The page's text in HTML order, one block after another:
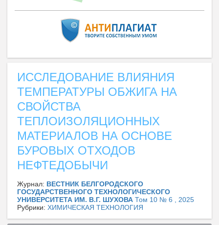
ИССЛЕДОВАНИЕ ВЛИЯНИЯ
ТЕМПЕРАТУРЫ ОБЖИГА НА
СВОЙСТВА
ТЕПЛОИЗОЛЯЦИОННЫХ
МАТЕРИАЛОВ НА ОСНОВЕ
БУРОВЫХ ОТХОДОВ
НЕФТЕДОБЫЧИ
Журнал: ВЕСТНИК БЕЛГОРОДСКОГО
ГОСУДАРСТВЕННОГО ТЕХНОЛОГИЧЕСКОГО
УНИВЕРСИТЕТА ИМ. В.Г. ШУХОВА Том 10 № 6 , 2025
Рубрики: ХИМИЧЕСКАЯ ТЕХНОЛОГИЯ